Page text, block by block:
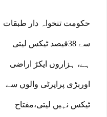
حکومت تنخواہ دار طبقات
سے 38فیصد ٹیکس لیتی
ہے، ہزاروں ایکڑ اراضی
اوربڑی پراپرٹی والوں سے
ٹیکس نہیں لیتی،مفتاح